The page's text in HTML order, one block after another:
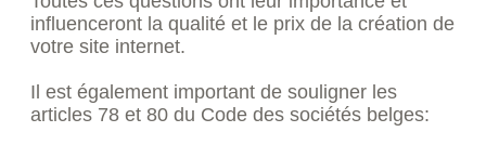
influenceront la qualité et le prix de la création de
votre site internet.
Il est également important de souligner les
articles 78 et 80 du Code des sociétés belges: